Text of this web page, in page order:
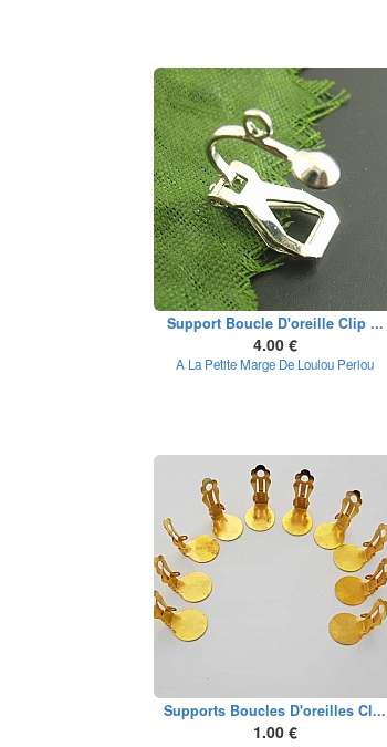
Support Boucle D'oreille Clip ...
4.00 €
A La Petite Marge De Loulou Perlou
Supports Boucles D'oreilles Cl...
1.00 €